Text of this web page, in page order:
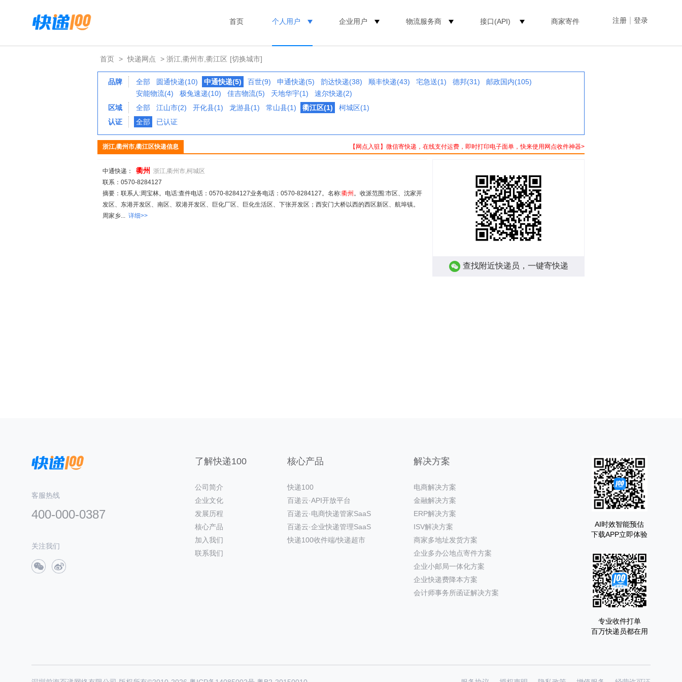
注册 登录
首页 个人用户 企业用户 物流服务商 接口(API) 商家寄件
首页 > 快递网点 > 浙江,衢州市,衢江区 [切换城市]
品牌 全部 圆通快递(10) 中通快递(5) 百世(9) 申通快递(5) 韵达快递(38) 顺丰快递(43) 宅急送(1) 德邦(31)
邮政国内(105)
安能物流(4)
极兔速递(10) 佳吉物流(5) 天地华宇(1)
速尔快递(2)
区域
全部 江山市(2) 开化县(1) 龙游县(1) 常山县(1) 衢江区(1)
柯城区(1)
认证
全部 已认证
【网点入驻】微信寄快递，在线支付运费，即时打印电子面单，快来使用网点收件神器>
浙江,衢州市,衢江区快递信息
中通快递： 衢州 浙江,衢州市,柯城区
联系：0570-8284127
摘要：联系人:周宝林。电话:查件电话：0570-8284127业务电话：0570-8284127。名称:衢州 。收派范围:市区、沈家开
发区、东港开发区、南区、双港开发区、巨化厂区、巨化生活区、下张开发区；西安门大桥以西的西区新区、航埠镇。
周家乡... 详细>>
查找附近快递员，一键寄快递
客服热线
400-000-0387
关注我们
了解快递100
公司简介
企业文化
发展历程
核心产品
加入我们
联系我们
核心产品
快递100
百递云·API开放平台
百递云·电商快递管家SaaS
百递云·企业快递管理SaaS
快递100收件端/快递超市
解决方案
电商解决方案
金融解决方案
ERP解决方案
ISV解决方案
商家多地址发货方案
企业多办公地点寄件方案
企业小邮局一体化方案
企业快递费降本方案
会计师事务所函证解决方案
AI时效智能预估
下载APP立即体验
专业收件打单
百万快递员都在用